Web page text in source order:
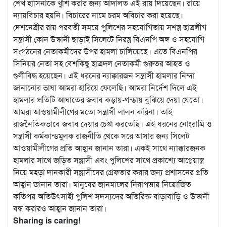
শেখ হাসিনাকে খুশি করার জন্য আদালত এই রায় দিয়েছেন। রায়ে
ন্যায়বিচার হয়নি। বিচারের নামে চরম অবিচার করা হয়েছে।
দেশনেত্রীর রায় পরবর্তী সময়ে পুলিশের সহযোগিতায় সশস্ত্র ছাত্রলীগ
সন্ত্রাসী কোন উস্কানী ছাড়াই সিলেটে নিরস্ত্র বিএনপি অঙ্গ ও সহযোগি
সংগঠনের নেতাকর্মীদের উপর হামলা চালিয়েছে। এতে বিএনপির
সিনিয়র নেতা সহ বেশকিছু ছাত্রদল নেতাকর্মী গুরুতর আহত ও
গুলীবিদ্ধ হয়েছেন। এই ধরনের ন্যাক্কারজন সন্ত্রাসী হামলার নিন্দা
জানানোর ভাষা আমরা হারিয়ে ফেলেছি। আমরা নির্দেশ দিলে এই
হামলার প্রতিটি আঘাতের জবাব কড়ায়-গন্ডায় বুঝিয়ে দেয়া যেতো।
আমরা আওয়ামীলীগের মতো সন্ত্রাসী লালন করিনা। তাই
রাজনৈতিকভাবে জবাব দেয়ার চেষ্টা করতেছি। এই ধরনের নোংরামি ও
সন্ত্রাসী কর্মকান্ডমুলক রাজনীতি থেকে সরে আসার জন্য সিলেট
আওয়ামীলীগের প্রতি আহ্বান জানান তারা। একই সাথে ন্যাক্কারজনক
হামলার সাথে জড়িত সন্ত্রাসী এবং পুলিশের সাথে প্রকাশ্যে আগ্নেয়াস্ত্র
নিয়ে মহড়া দানকারী সন্ত্রাসীদের গ্রেফতার করার জন্য প্রশাসনের প্রতি
আহ্বান জানান তারা। মানুষের জানমালের নিরাপত্তায় নিয়োজিত
কতিপয় অতিউৎসাহী পুলিশ সদস্যদের অতিরিক্ত বাড়াবাড়ি ও উস্কানী
বন্ধ করারও আহ্বান জানান তারা।
Sharing is caring!